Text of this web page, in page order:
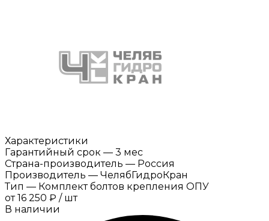
Характеристики
Гарантийный срок — 3 мес
Страна-производитель — Россия
Производитель — ЧелябГидроКран
Тип — Комплект болтов крепления ОПУ
от 16 250 ₽ / шт
В наличии